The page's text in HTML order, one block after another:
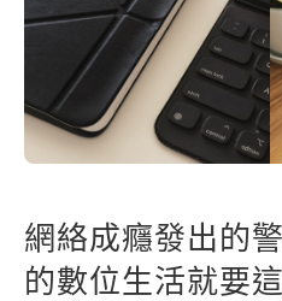
網絡成癮發出的
的數位生活就要